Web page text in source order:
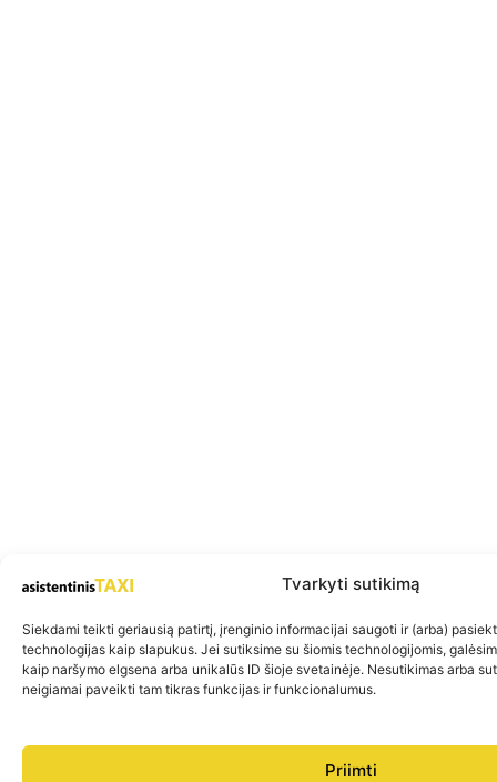
Tvarkyti sutikimą
Siekdami teikti geriausią patirtį, įrenginio informacijai saugoti ir (arba)
technologijas kaip slapukus. Jei sutiksime su šiomis technologijomis,
kaip naršymo elgsena arba unikalūs ID šioje svetainėje. Nesutikimas arba
neigiamai paveikti tam tikras funkcijas ir funkcionalumus.
Priimti